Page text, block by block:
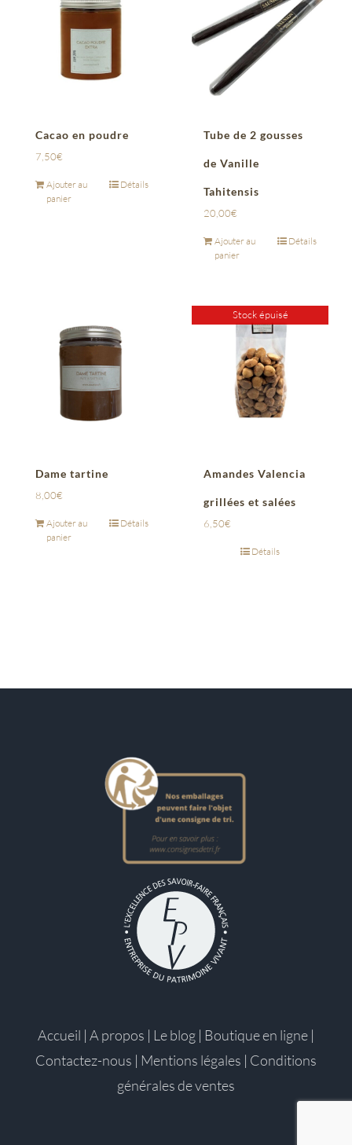
Cacao en poudre
7,50€
Ajouter au
panier
Détails
Tube de 2 gousses
de Vanille
Tahitensis
20,00€
Ajouter au
panier
Détails
Dame tartine
8,00€
Ajouter au
panier
Détails
Stock épuisé
Amandes Valencia
grillées et salées
6,50€
Détails
Accueil | A propos | Le blog | Boutique en ligne |
Contactez-nous | Mentions légales | Conditions
générales de ventes